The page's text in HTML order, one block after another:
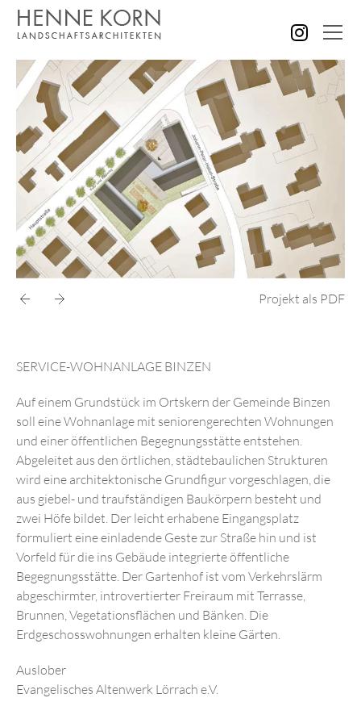
AKTUELLES
ALLE PROJEKTE
GÄRTEN GRÜNANLAGEN
PLÄTZE STRASSEN
KINDER SENIOREN
SPORT FREIZEIT
VERWALTUNG GEWERBE
BILDUNG FORSCHUNG
STÄDTEBAU KONZEPTE
WETTBEWERBE
IMPRESSUM
Projekt als PDF
SERVICE-WOHNANLAGE BINZEN
Auf einem Grundstück im Ortskern der Gemeinde Binzen
soll eine Wohnanlage mit seniorengerechten Wohnungen
und einer öffentlichen Begegnungsstätte entstehen.
Abgeleitet aus den örtlichen, städtebaulichen Strukturen
wird eine architektonische Grundfigur vorgeschlagen, die
aus giebel- und traufständigen Baukörpern besteht und
zwei Höfe bildet. Der leicht erhabene Eingangsplatz
formuliert eine einladende Geste zur Straße hin und ist
Vorfeld für die ins Gebäude integrierte öffentliche
Begegnungsstätte. Der Gartenhof ist vom Verkehrslärm
abgeschirmter, introvertierter Freiraum mit Terrasse,
Brunnen, Vegetationsflächen und Bänken. Die
Erdgeschosswohnungen erhalten kleine Gärten.
Auslober
Evangelisches Altenwerk Lörrach e.V.